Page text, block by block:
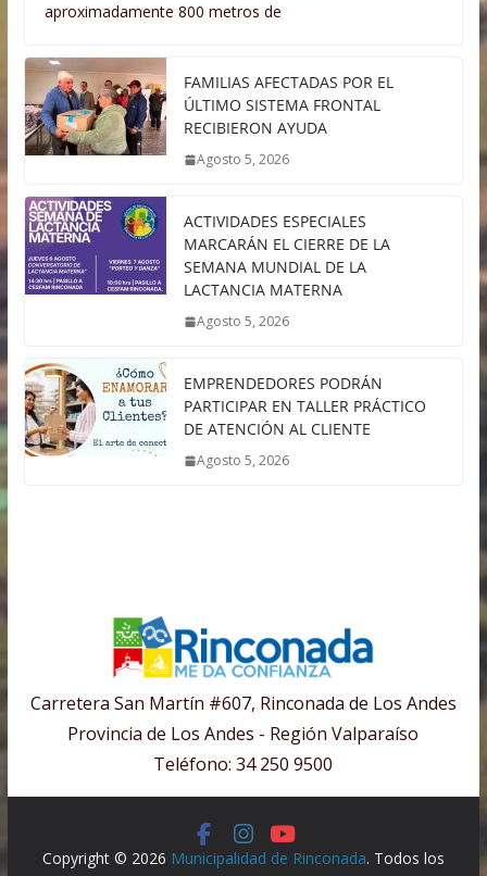
aproximadamente 800 metros de
FAMILIAS AFECTADAS POR EL
ÚLTIMO SISTEMA FRONTAL
RECIBIERON AYUDA
Agosto 5, 2026
ACTIVIDADES ESPECIALES
MARCARÁN EL CIERRE DE LA
SEMANA MUNDIAL DE LA
LACTANCIA MATERNA
Agosto 5, 2026
EMPRENDEDORES PODRÁN
PARTICIPAR EN TALLER PRÁCTICO
DE ATENCIÓN AL CLIENTE
Agosto 5, 2026
Carretera San Martín #607, Rinconada de Los Andes
Provincia de Los Andes - Región Valparaíso
Teléfono: 34 250 9500
Copyright © 2026 Municipalidad de Rinconada. Todos los